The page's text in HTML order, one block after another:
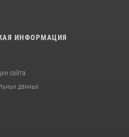
ИНФОРМАЦИЯ
сайта
данных